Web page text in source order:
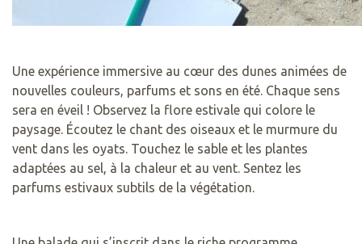
Une expérience immersive au cœur des dunes animées de
nouvelles couleurs, parfums et sons en été. Chaque sens
sera en éveil ! Observez la flore estivale qui colore le
paysage. Écoutez le chant des oiseaux et le murmure du
vent dans les oyats. Touchez le sable et les plantes
adaptées au sel, à la chaleur et au vent. Sentez les
parfums estivaux subtils de la végétation.